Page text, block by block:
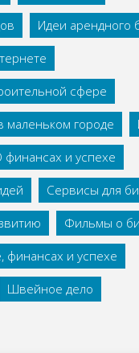
Идеи арендного
сфере
маленьком городе
финансах и успехе
Сервисы для
Фильмы о
и успехе
Швейное дело